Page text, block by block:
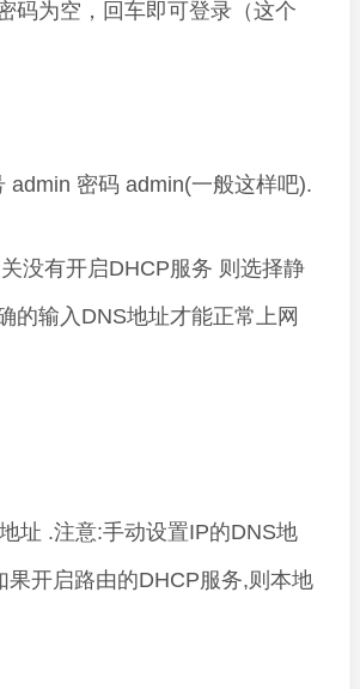
码为空，回车即可登录（这个
admin 密码 admin(一般这样吧).
没有开启DHCP服务 则选择静
的输入DNS地址才能正常上网
址 .注意:手动设置IP的DNS地
开启路由的DHCP服务,则本地